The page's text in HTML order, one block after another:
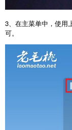
3 、在主菜单中，使
可。